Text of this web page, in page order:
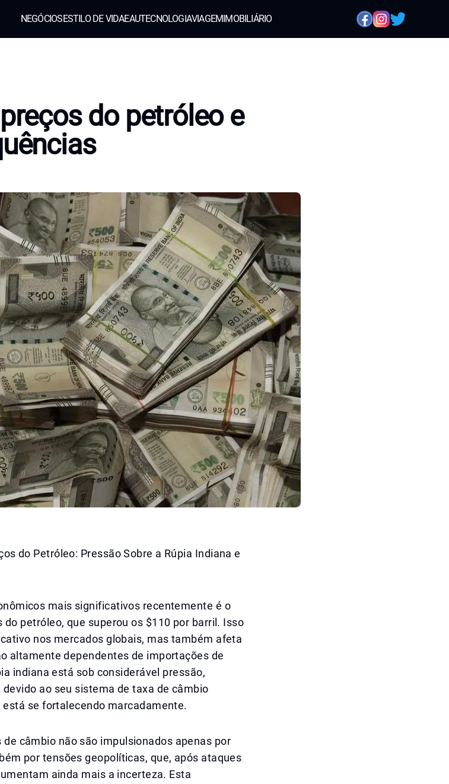
NEGÓCIOSESTILO DE VIDAEAUTECNOLOGIAVIAGEMIMOBILIÁRIO
do petróleo e
do Petróleo: Pressão Sobre a Rúpia Indiana e
mais significativos recentemente é o
petróleo, que superou os $110 por barril. Isso
nos mercados globais, mas também afeta
altamente dependentes de importações de
indiana está sob considerável pressão,
ao seu sistema de taxa de câmbio
se fortalecendo marcadamente.
câmbio não são impulsionados apenas por
por tensões geopolíticas, que, após ataques
ainda mais a incerteza. Esta